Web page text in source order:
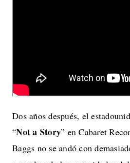
Dos años después, el
“Not a Story” en Cabaret
Baggs no se andó con